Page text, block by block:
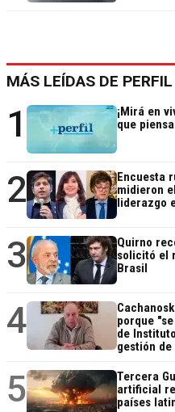
MÁS LEÍDAS DE PERFIL
1
¡Mirá en
que piensa
2
Encuesta
midieron
liderazgo
3
Quirno
solicitó el
Brasil
4
porque
de
gestión
5
Tercera
artificial
países